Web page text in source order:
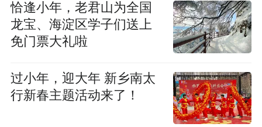
恰逢小年，老君山为全国
龙宝、海淀区学子们送上
免门票大礼啦
过小年，迎大年 新乡南太
行新春主题活动来了！